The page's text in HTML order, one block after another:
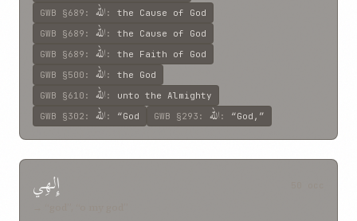
GWB §689 : الله : the Cause of God
GWB §689 : الله : the Cause of God
GWB §689 : الله : the Faith of God
GWB §500 : الله : the God
GWB §610 : الله : unto the Almighty
GWB §302 : الله : “God GWB §293 : الله : “God,”
إِلهِي